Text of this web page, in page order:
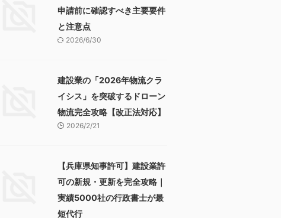
申請前に確認すべき主要要件
と注意点
2026/6/30
建設業の「2026年物流クラ
イシス」を突破するドローン
物流完全攻略【改正法対応】
2026/2/21
【兵庫県知事許可】建設業許
可の新規・更新を完全攻略｜
実績5000社の行政書士が最
短代行